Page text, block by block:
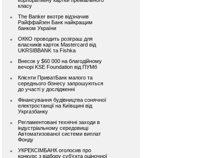
класу
The Banker вкотре відзначив
Райффайзен Банк найкращим
банком України
ОККО проводить розіграш для
власників карток Mastercard від
UKRSIBBANK та Fishka
Внесок у $60 000 на благодійному
вечорі KSE Foundation від ПУМб
Клієнти ПриватБанк малого та
середнього бізнесу запрошуються
до участі у дослідженні
Фінансування будівництва сонячної
електростанції на Київщині від
Укргазбанку
Регламентовані технічні заходи в
індустріальному середовищі
Автоматизованої системи виплат
Фонду
УКРЕКСІМБАНК оголосив про
конкурс з відбору суб’єкта оціночної